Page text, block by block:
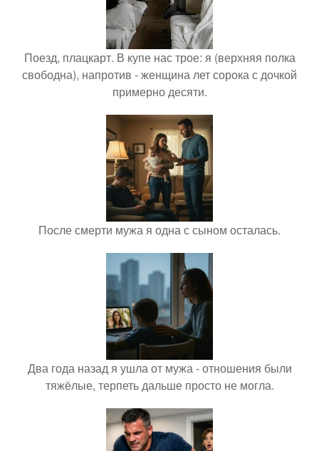
Поезд, плацкарт. В купе нас трое: я (верхняя полка
свободна), напротив - женщина лет сорока с дочкой
примерно десяти.
После смерти мужа я одна с сыном осталась.
Два года назад я ушла от мужа - отношения были
тяжёлые, терпеть дальше просто не могла.